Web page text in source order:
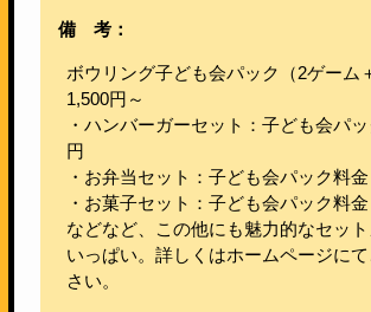
備 考：
ボウリング子ども会パック（2ゲーム
1,500円～
・ハンバーガーセット：子ども会パ
円
・お弁当セット：子ども会パック料
・お菓子セット：子ども会パック料
などなど、この他にも魅力的なセッ
いっぱい。詳しくはホームページに
さい。